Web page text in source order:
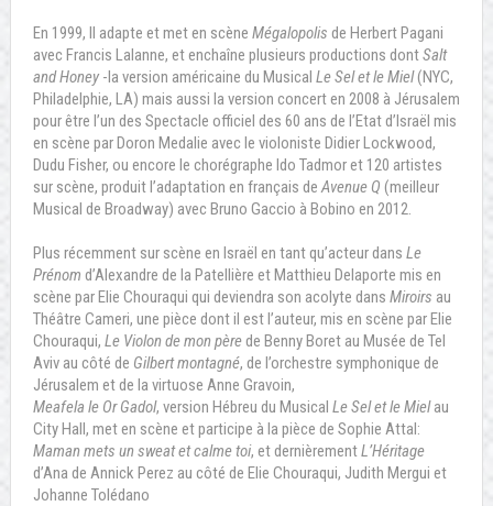
En 1999, Il adapte et met en scène Mégalopolis de Herbert Pagani
avec Francis Lalanne, et enchaîne plusieurs productions dontSalt
and Honey-la version américaine du Musical Le Sel et le Miel(NYC,
Philadelphie, LA) mais aussi la version concert en 2008 à Jérusalem
pour être l’un des Spectacle officiel des 60 ans de l’Etat d’Israël mis
en scène par Doron Medalie avec le violoniste Didier Lockwood,
Dudu Fisher, ou encore le chorégraphe Ido Tadmor et 120 artistes
sur scène, produit l’adaptation en français deAvenue Q (meilleur
Musical de Broadway) avec Bruno Gaccio à Bobino en 2012.
Plus récemment sur scène en Israël en tant qu’acteur dans Le
Prénom d’Alexandre de la Patellière et Matthieu Delaporte mis en
scène par Elie Chouraqui qui deviendra son acolyte dans Miroirs au
Théâtre Cameri, une pièce dont il est l’auteur, mis en scène par Elie
Chouraqui, Le Violon de mon pèrede Benny Boret au Musée de Tel
Aviv au côté de Gilbert montagné, de l’orchestre symphonique de
Jérusalem et de la virtuose Anne Gravoin,
Meafela le Or Gadol, version Hébreu du Musical Le Sel et le Mielau
City Hall, met en scène et participe à la pièce de Sophie Attal:
Maman mets un sweat et calme toi, et dernièrementL’Héritage
d’Ana de Annick Perez au côté de Elie Chouraqui, Judith Mergui et
Johanne Tolédano